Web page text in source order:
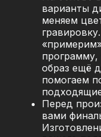
варианты
меняем
образ ещё
помогаем
Перед
вами